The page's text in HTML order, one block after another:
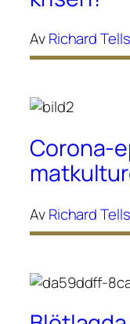
AvRichard
Corona-
AvRichard